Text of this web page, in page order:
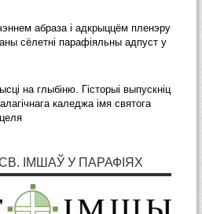
абраза і адкрыццём пленэру
сёлетні парафіяльны адпуст у
на глыбіню. Гісторыі выпускніц
каледжа імя святога
ІМШАЎ У ПАРАФІЯХ